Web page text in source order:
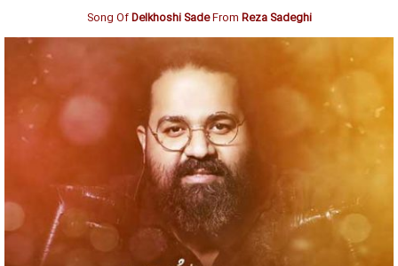
Song OfDelkhoshi SadeFrom Reza Sadeghi